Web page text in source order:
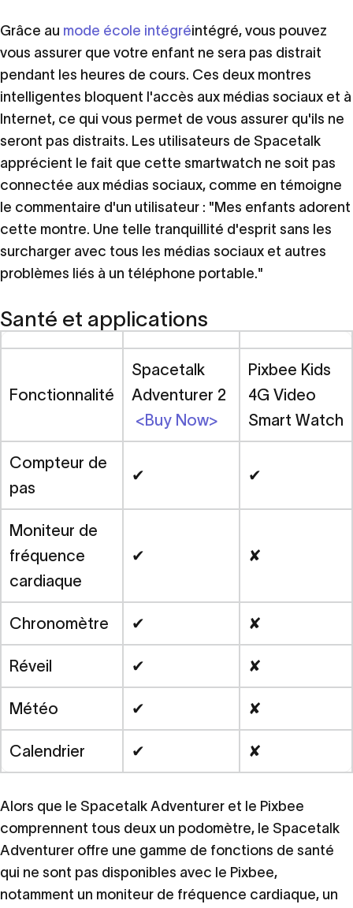
Grâce au mode école intégréintégré, vous pouvez
vous assurer que votre enfant ne sera pas distrait
pendant les heures de cours. Ces deux montres
intelligentes bloquent l'accès aux médias sociaux et à
Internet, ce qui vous permet de vous assurer qu'ils ne
seront pas distraits. Les utilisateurs de Spacetalk
apprécient le fait que cette smartwatch ne soit pas
connectée aux médias sociaux, comme en témoigne
le commentaire d'un utilisateur : "Mes enfants adorent
cette montre. Une telle tranquillité d'esprit sans les
surcharger avec tous les médias sociaux et autres
problèmes liés à un téléphone portable."
Santé et applications
Fonctionnalité
Spacetalk
Adventurer 2
<Buy Now>
Pixbee Kids
4G Video
Smart Watch
Compteur de
pas
✔ ✔
Moniteur de
fréquence
cardiaque
✔ ✘
Chronomètre ✔ ✘
Réveil ✔ ✘
Météo ✔ ✘
Calendrier ✔ ✘
Alors que le Spacetalk Adventurer et le Pixbee
comprennent tous deux un podomètre, le Spacetalk
Adventurer offre une gamme de fonctions de santé
qui ne sont pas disponibles avec le Pixbee,
notamment un moniteur de fréquence cardiaque, un